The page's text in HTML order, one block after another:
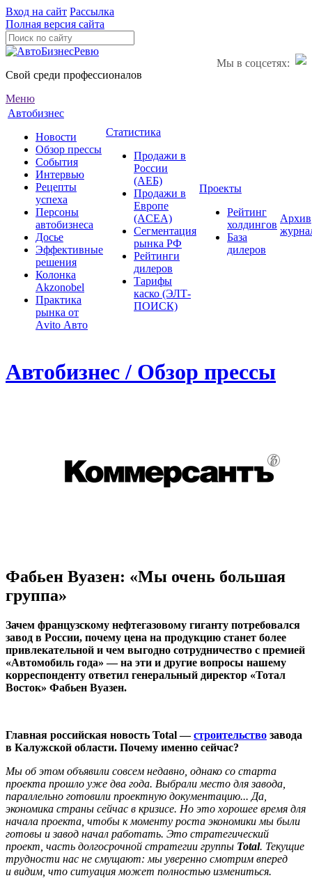
Вход на сайт Рассылка
Полная версия сайта
Мы в соцсетях:
Свой среди профессионалов
Меню
Автобизнес
Новости
Обзор прессы
События
Интервью
Рецепты
успеха
Персоны
автобизнеса
Досье
Эффективные
решения
Колонка
Akzonobel
Практика
рынка от
Аvito Авто
Статистика
Продажи в
России
(АЕБ)
Продажи в
Европе
(ACEA)
Сегментация
рынка РФ
Рейтинги
дилеров
Тарифы
каско (ЭЛТ-
ПОИСК)
Проекты
Рейтинг
холдингов
База
дилеров
Архив
Автобизнес / Обзор прессы
Фабьен Вуазен: «Мы очень большая
группа»
Зачем французскому нефтегазовому гиганту потребовался
завод в России, почему цена на продукцию станет более
привлекательной и чем выгодно сотрудничество с премией
«Автомобиль года» — на эти и другие вопросы нашему
корреспонденту ответил генеральный директор «Тотал
Восток» Фабьен Вуазен.
Главная российская новость Total —строительство завода
в Калужской области. Почему именно сейчас?
Мы об этом объявили совсем недавно, однако со старта
проекта прошло уже два года. Выбрали место для завода,
параллельно готовили проектную документацию... Да,
экономика страны сейчас в кризисе. Но это хорошее время для
начала проекта, чтобы к моменту роста экономики мы были
готовы и завод начал работать. Это стратегический
проект, часть долгосрочной стратегии группы Total. Текущие
трудности нас не смущают: мы уверенно смотрим вперед
и видим, что ситуация может полностью измениться.